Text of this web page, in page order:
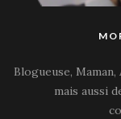
Blogueuse,
mais aussi